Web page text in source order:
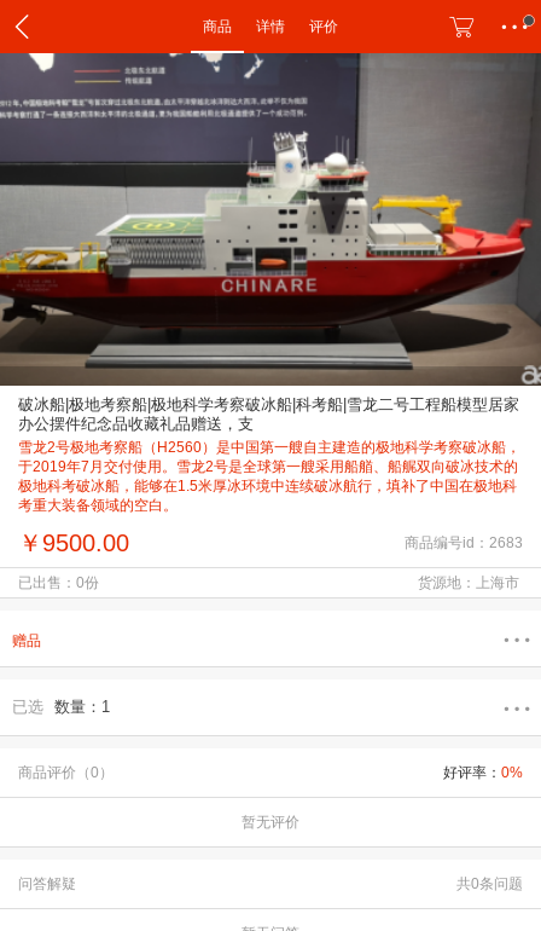
商品 详情 评价
破冰船|极地考察船|极地科学考察破冰船|科考船|雪龙二号工程船模型居家
办公摆件纪念品收藏礼品赠送，支
雪龙2号极地考察船（H2560）是中国第一艘自主建造的极地科学考察破冰船，
于2019年7月交付使用。雪龙2号是全球第一艘采用船艏、船艉双向破冰技术的
极地科考破冰船，能够在1.5米厚冰环境中连续破冰航行，填补了中国在极地科
考重大装备领域的空白。
￥9500.00 商品编号id：2683
已出售：0份 货源地：上海市
赠品
已选 数量：1
商品评价（0） 好评率： 0%
暂无评价
问答解疑 共0条问题